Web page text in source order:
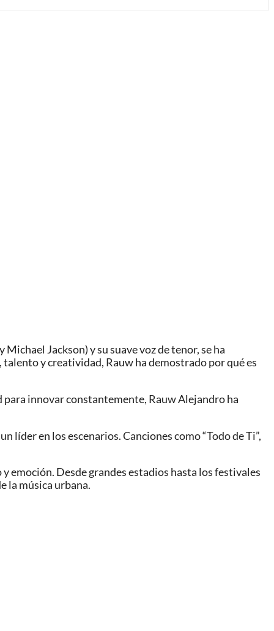
Jackson) y su suave voz de tenor, se ha
y creatividad, Rauw ha demostrado por qué es
para innovar constantemente, Rauw Alejandro ha
líder en los escenarios. Canciones como “Todo de Ti”,
emoción. Desde grandes estadios hasta los festivales
la música urbana.